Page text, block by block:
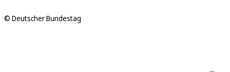
© Deutscher Bundestag